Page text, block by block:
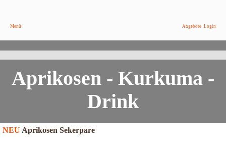
Menü Angebote Login
Aprikosen - Kurkuma -
Drink
NEU Aprikosen Sekerpare